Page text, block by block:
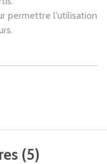
permettre l'utilisation
(5)